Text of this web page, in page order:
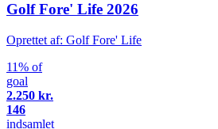
Golf Fore' Life 2026
Oprettet af: Golf Fore' Life
11% of
goal
2.250 kr.
146
indsamlet